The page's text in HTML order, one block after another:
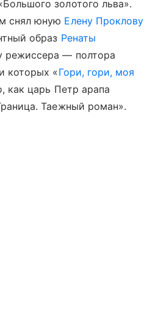
золотого льва».
снял юную Елену Проклову
образ Ренаты
режиссера — полтора
которых «Гори, гори, моя
как царь Петр арапа
Таежный роман».